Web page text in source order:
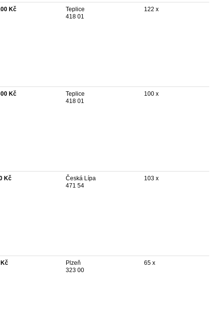
Kč
Teplice
418 01
122 x
Kč
Teplice
418 01
100 x
Kč
Česká Lípa
471 54
103 x
Plzeň
323 00
65 x